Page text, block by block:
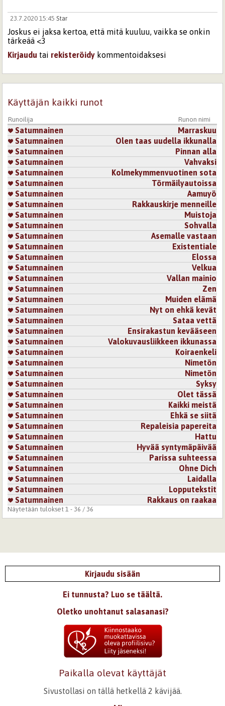
23.7.2020 15:45 Star
Joskus ei jaksa kertoa, että mitä kuuluu, vaikka se onkin
tärkeää <3
Kirjaudu tai rekisteröidy kommentoidaksesi
Käyttäjän kaikki runot
Runoilija Runon nimi
Satumnainen
Marraskuu
Satumnainen
Olen taas uudella ikkunalla
Satumnainen
Pinnan alla
Satumnainen
Vahvaksi
Satumnainen
Kolmekymmenvuotinen sota
Satumnainen
Törmäilyautoissa
Satumnainen
Aamuyö
Satumnainen
Rakkauskirje menneille
Satumnainen
Muistoja
Satumnainen
Sohvalla
Satumnainen
Asemalle vastaan
Satumnainen
Existentiale
Satumnainen
Elossa
Satumnainen
Velkua
Satumnainen
Vallan mainio
Satumnainen
Zen
Satumnainen
Muiden elämä
Satumnainen
Nyt on ehkä kevät
Satumnainen
Sataa vettä
Satumnainen
Ensirakastun kevääseen
Satumnainen
Valokuvausliikkeen ikkunassa
Satumnainen
Koiraenkeli
Satumnainen
Nimetön
Satumnainen
Nimetön
Satumnainen
Syksy
Satumnainen
Olet tässä
Satumnainen
Kaikki meistä
Satumnainen
Ehkä se siitä
Satumnainen
Repaleisia papereita
Satumnainen
Hattu
Satumnainen
Hyvää syntymäpäivää
Satumnainen
Parissa suhteessa
Satumnainen
Ohne Dich
Satumnainen
Laidalla
Satumnainen
Lopputekstit
Satumnainen
Rakkaus on raakaa
Näytetään tulokset 1 - 36 / 36
Kirjaudu sisään
Ei tunnusta? Luo se täältä.
Oletko unohtanut salasanasi?
Paikalla olevat käyttäjät
Sivustollasi on tällä hetkellä 2 kävijää.